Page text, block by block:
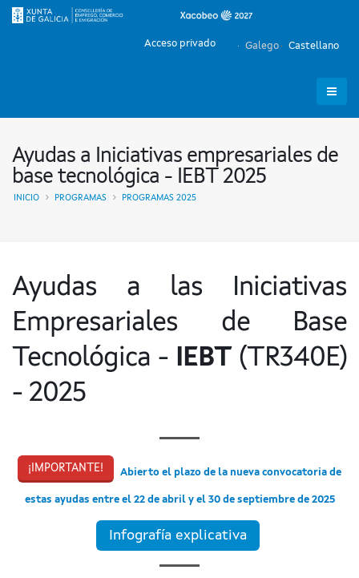
Galego Castellano
Acceso privado
Ayudas a Iniciativas empresariales de
base tecnológica - IEBT 2025
INICIO PROGRAMAS PROGRAMAS 2025
Ayudas a las Iniciativas
Empresariales de Base
Tecnológica - IEBT (TR340E)
- 2025
¡IMPORTANTE! Abierto el plazo de la nueva convocatoria de
estas ayudas entre el 22 de abril y el 30 de septiembre de 2025
Infografía explicativa